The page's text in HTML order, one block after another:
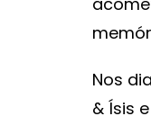
Nos
& Ísis